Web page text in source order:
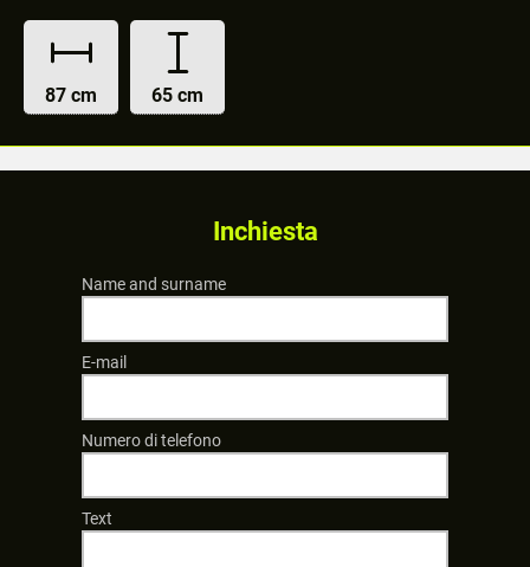
87 cm 65 cm
Inchiesta
Name and surname
E-mail
Numero di telefono
Text